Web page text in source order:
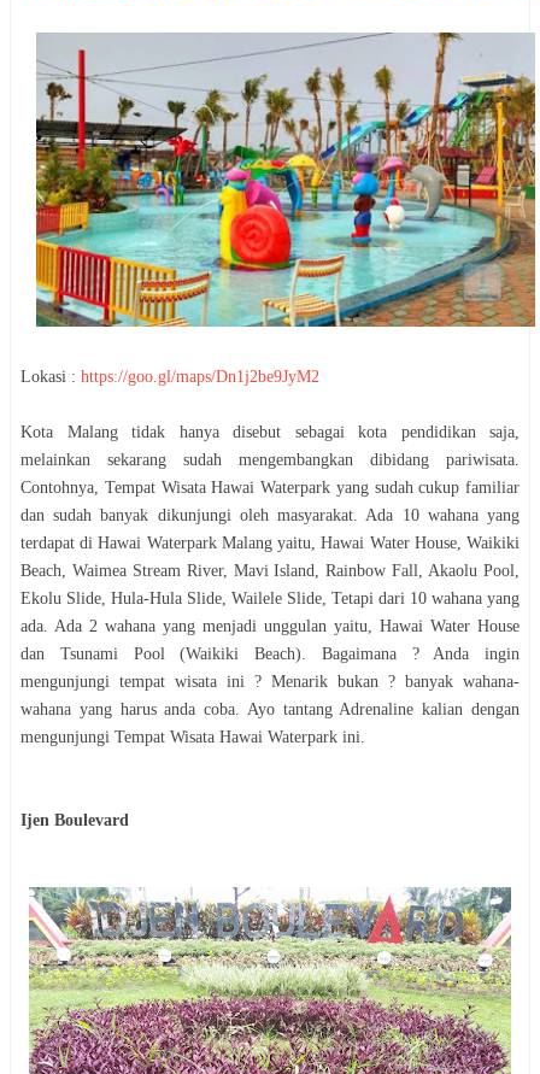
Lokasi : https://goo.gl/maps/Dn1j2be9JyM2
Kota Malang tidak hanya disebut sebagai kota pendidikan saja,
melainkan sekarang sudah mengembangkan dibidang pariwisata.
Contohnya, Tempat Wisata Hawai Waterpark yang sudah cukup familiar
dan sudah banyak dikunjungi oleh masyarakat. Ada 10 wahana yang
terdapat di Hawai Waterpark Malang yaitu, Hawai Water House, Waikiki
Beach, Waimea Stream River, Mavi Island, Rainbow Fall, Akaolu Pool,
Ekolu Slide, Hula-Hula Slide, Wailele Slide, Tetapi dari 10 wahana yang
ada. Ada 2 wahana yang menjadi unggulan yaitu, Hawai Water House
dan Tsunami Pool (Waikiki Beach). Bagaimana ? Anda ingin
mengunjungi tempat wisata ini ? Menarik bukan ? banyak wahana-
wahana yang harus anda coba. Ayo tantang Adrenaline kalian dengan
mengunjungi Tempat Wisata Hawai Waterpark ini.
Ijen Boulevard